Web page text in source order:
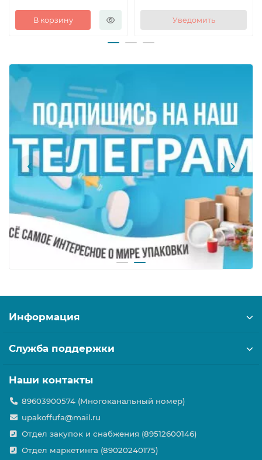
В корзину Уведомить
Информация
Служба поддержки
Наши контакты
89603900574 (Многоканальный номер)
upakoffufa@mail.ru
Отдел закупок и снабжения (89512600146)
Отдел маркетинга (89020240175)